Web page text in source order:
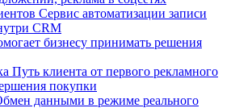
Сервис автоматизации записи
CRM
бизнесу принимать решения
Путь клиента от первого рекламного
покупки
данными в режиме реального